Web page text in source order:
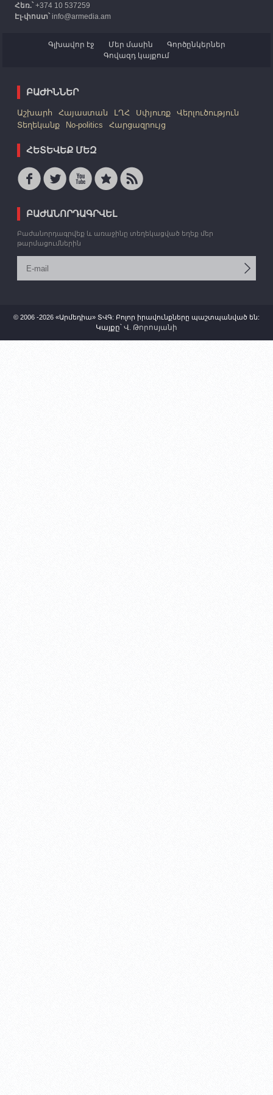
Հեռ.՝+374 10 537259
Էլ-փոստ՝info@armedia.am
Գլխավոր էջ Մեր մասին
Գործընկերներ
Գովազդ կայքում
ԲԱԺԻՆՆԵՐ
Աշխարհ Հայաստան ԼՂՀ Սփյուռք
Վերլուծություն
Տեղեկանք
No-politics Հարցազրույց
ՀԵՏԵՎԵՔ ՄԵԶ
ԲԱԺԱՆՈՐԴԱԳՐՎԵԼ
Բաժանորդագրվեք և առաջինը տեղեկացված եղեք մեր
թարմացումներին
© 2006 -2026 «Արմեդիա» ՏՎԳ: Բոլոր իրավունքները պաշտպանված են:
Կայքը՝ Վ. Թորոսյանի